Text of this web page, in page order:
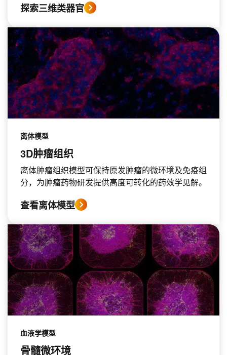
探索三维类器官
离体模型
3D肿瘤组织
离体肿瘤组织模型可保持原发肿瘤的微环境及免疫组
分，为肿瘤药物研发提供高度可转化的药效学见解。
查看离体模型
血液学模型
骨髓微环境